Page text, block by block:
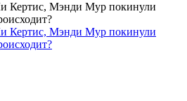
Кертис, Мэнди Мур покинули
Кертис, Мэнди Мур покинули